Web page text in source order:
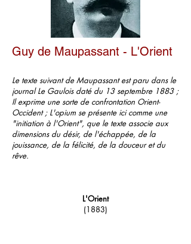
Guy de Maupassant - L'Orient
Le texte suivant de Maupassant est paru dans le
journal Le Gaulois daté du 13 septembre 1883 ;
Il exprime une sorte de confrontation Orient-
Occident ; L'opium se présente ici comme une
"initiation à l'Orient", que le texte associe aux
dimensions du désir, de l'échappée, de la
jouissance, de la félicité, de la douceur et du
rêve.
L'Orient
(1883)